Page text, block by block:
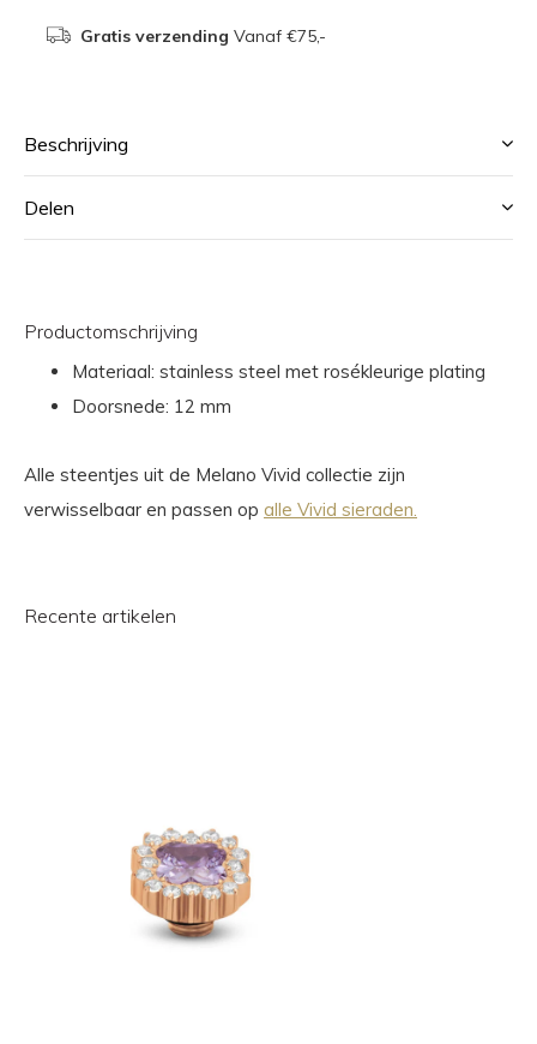
Gratis verzending Vanaf €75,-
Beschrijving
Delen
Productomschrijving
Materiaal: stainless steel met rosékleurige plating
Doorsnede: 12 mm
Alle steentjes uit de Melano Vivid collectie zijn
verwisselbaar en passen op alle Vivid sieraden.
Recente artikelen